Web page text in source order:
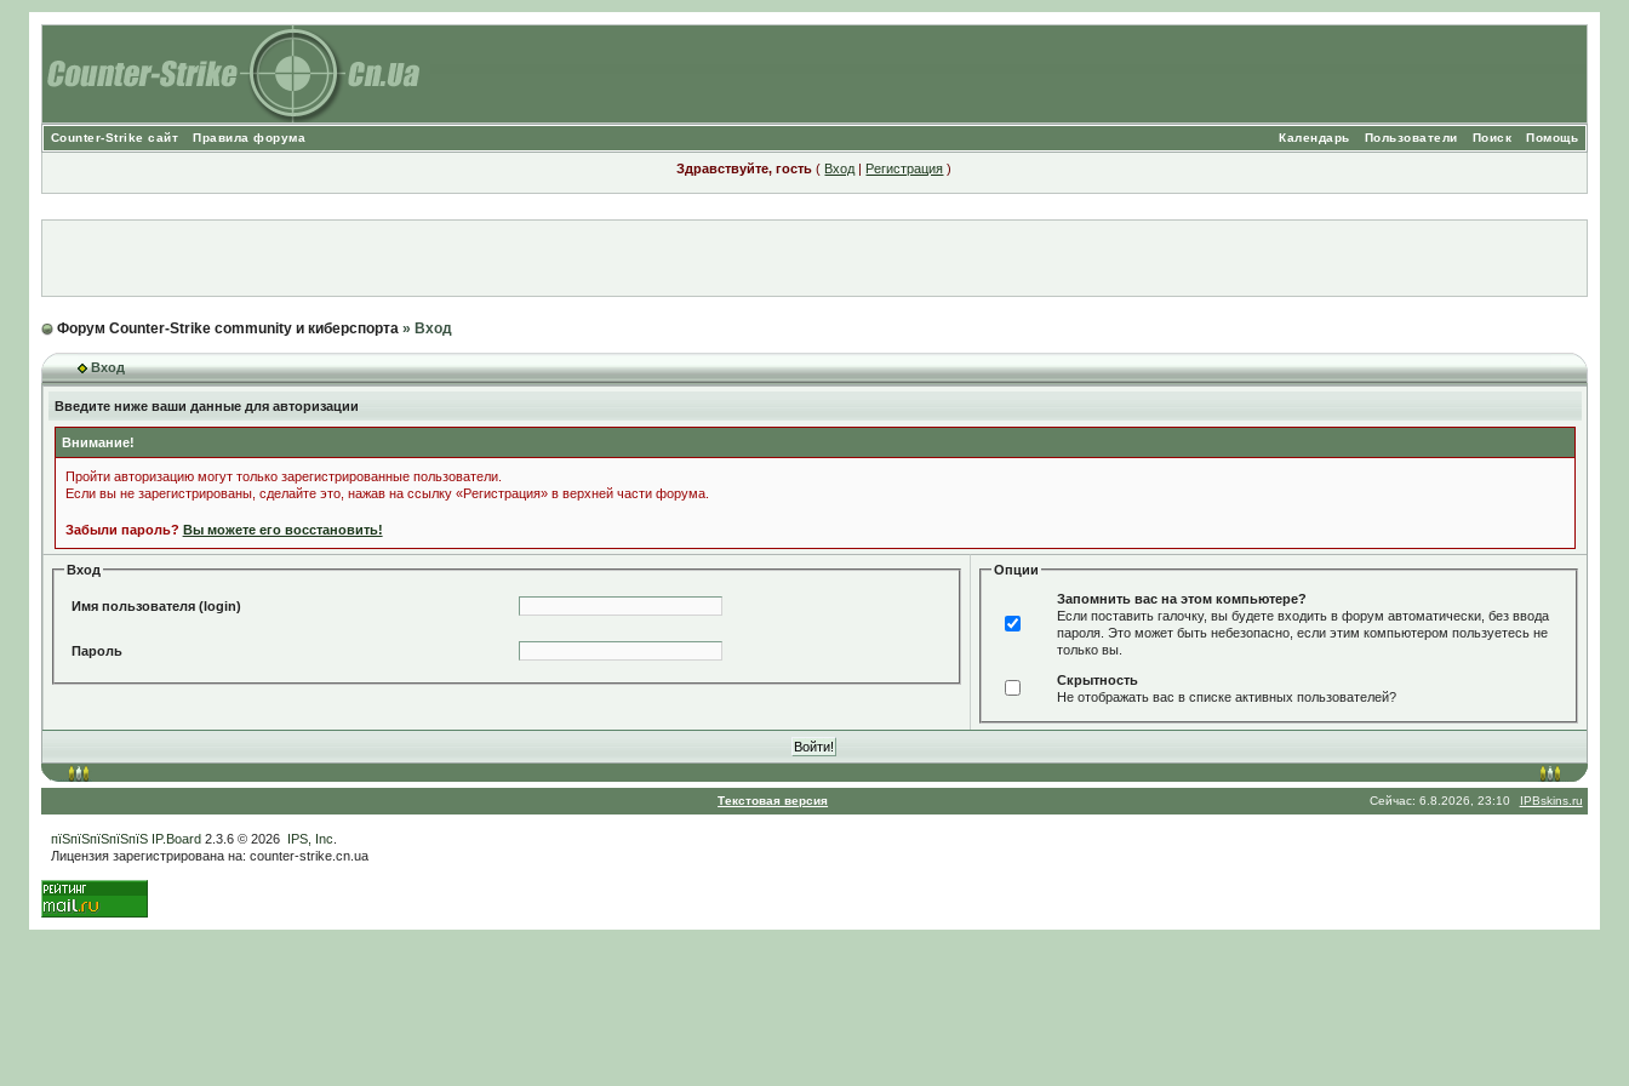
Counter-Strike сайт Правила форума Помощь
Поиск
Пользователи
Календарь
Здравствуйте, гость ( Вход | Регистрация )
Форум Counter-Strike community и киберспорта» Вход
Вход
Введите ниже ваши данные для авторизации
Внимание!
Пройти авторизацию могут только зарегистрированные пользователи.
Если вы не зарегистрированы, сделайте это, нажав на ссылку «Регистрация» в верхней части форума.
Забыли пароль? Вы можете его восстановить!
Вход
Имя пользователя (login)
Пароль
Опции
Запомнить вас на этом компьютере?
Если поставить галочку, вы будете входить в форум автоматически, без ввода
пароля. Это может быть небезопасно, если этим компьютером пользуетесь не
только вы.
Скрытность
Не отображать вас в списке активных пользователей?
Текстовая версия Сейчас: 6.8.2026, 23:10 IPBskins.ru
пїЅпїЅпїЅпїЅпїЅ IP.Board2.3.6 © 2026 IPS, Inc
Лицензия зарегистрирована на: counter-strike.cn.ua